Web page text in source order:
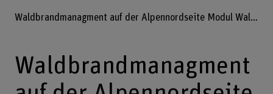
Waldbrandmanagment auf der Alpennordseite Modul Wald (WAMW)
Waldbrandmanagment